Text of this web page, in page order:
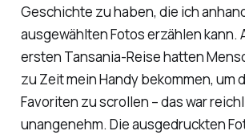
Geschichte zu haben, die ich
ausgewählten Fotos erzählen kann.
ersten Tansania-Reise hatten
zu Zeit mein Handy bekommen, um
Favoriten zu scrollen – das war
unangenehm. Die ausgedruckten